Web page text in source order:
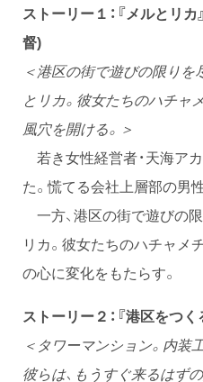
ストーリー１：『メルとリ
督)
＜港区の街で遊びの限りを
とリカ。彼女たちのハチャ
風穴を開ける。＞
若き女性経営者・天海ア
た。慌てる会社上層部の男
一方、港区の街で遊びの
リカ。彼女たちのハチャメ
の心に変化をもたらす。
ストーリー２：『港区をつ
＜タワーマンション。内装
彼らは、もうすぐ来るはず